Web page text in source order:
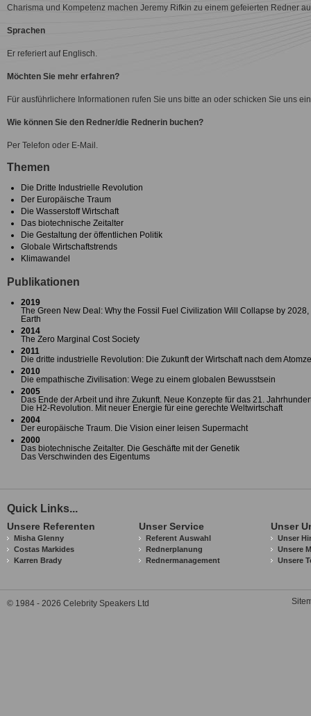
Charisma und Kompetenz machen Jeremy Rifkin zu einem gefeierten Redner
Sprachen
Er referiert auf Englisch.
Möchten Sie mehr erfahren?
Für ausführlichere Informationen rufen Sie uns bitte an oder schicken Sie uns
Wie können Sie den Redner/die Rednerin buchen?
Per Telefon oder E-Mail.
Themen
Die Dritte Industrielle Revolution
Der Europäische Traum
Die Wasserstoff Wirtschaft
Das biotechnische Zeitalter
Die Gestaltung der öffentlichen Politik
Globale Wirtschaftstrends
Klimawandel
Publikationen
2019
The Green New Deal: Why the Fossil Fuel Civilization Will Collapse by
Earth
2014
The Zero Marginal Cost Society
2011
Die dritte industrielle Revolution: Die Zukunft der Wirtschaft nach dem
2010
Die empathische Zivilisation: Wege zu einem globalen Bewusstsein
2005
Das Ende der Arbeit und ihre Zukunft. Neue Konzepte für das 21.
Die H2-Revolution. Mit neuer Energie für eine gerechte Weltwirtschaft
2004
Der europäische Traum. Die Vision einer leisen Supermacht
2000
Das biotechnische Zeitalter. Die Geschäfte mit der Genetik
Das Verschwinden des Eigentums
Quick Links...
Unsere Referenten
Misha Glenny
Costas Markides
Karren Brady
Unser Service
Referent Auswahl
Rednerplanung
Rednermanagement
Unser
Unser
Unsere
Unsere
© 1984 - 2026 Celebrity Speakers Ltd